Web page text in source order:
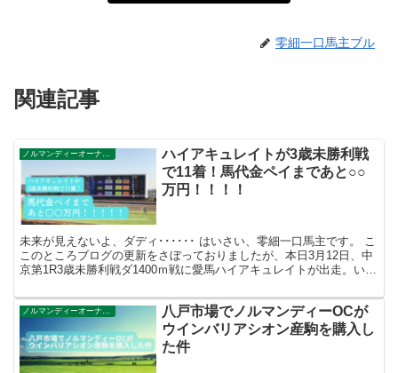
零細一口馬主ブル
関連記事
ハイアキュレイトが3歳未勝利戦
で11着！馬代金ペイまであと○○
万円！！！！
未来が見えないよ、ダディ･･････ はいさい、零細一口馬主です。 こ
このところブログの更新をさぼっておりましたが、本日3月12日、中
京第1R3歳未勝利戦ダ1400ｍ戦に愛馬ハイアキュレイトが出走。いい
ノルマンディーオーナーズクラブ
八戸市場でノルマンディーOCが
ウインバリアシオン産駒を購入し
た件